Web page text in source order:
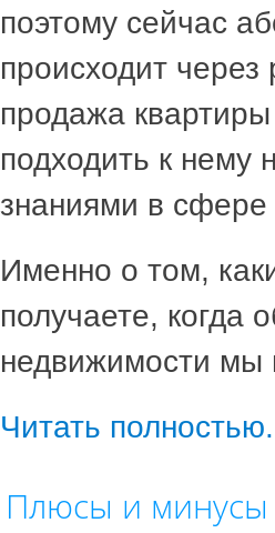
поэтому сейчас
происходит через
продажа
подходить к нему
знаниями в
Именно о том,
получаете, когда
недвижимости мы
Читать
Плюсы и минусы